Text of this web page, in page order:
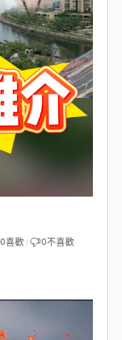
0喜歡 / 0不喜歡